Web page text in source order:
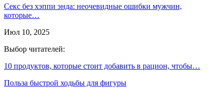
Секс без хэппи энда: неочевидные ошибки мужчин,
которые…
Июл 10, 2025
Выбор читателей:
10 продуктов, которые стоит добавить в рацион, чтобы…
Польза быстрой ходьбы для фигуры